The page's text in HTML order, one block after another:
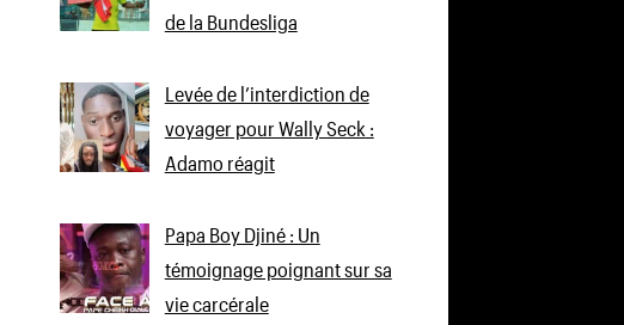
de la Bundesliga
Levée de l’interdiction de
voyager pour Wally Seck :
Adamo réagit
Papa Boy Djiné : Un
témoignage poignant sur sa
vie carcérale